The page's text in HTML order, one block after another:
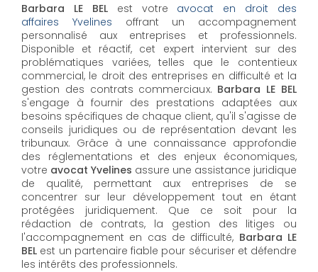
Barbara LE BELest votre avocat en droit des
affaires Yvelines offrant un accompagnement
personnalisé aux entreprises et professionnels.
Disponible et réactif, cet expert intervient sur des
problématiques variées, telles que le contentieux
commercial, le droit des entreprises en difficulté et la
gestion des contrats commerciaux. Barbara LE BEL
s'engage à fournir des prestations adaptées aux
besoins spécifiques de chaque client, qu'il s'agisse de
conseils juridiques ou de représentation devant les
tribunaux. Grâce à une connaissance approfondie
des réglementations et des enjeux économiques,
votre avocat Yvelines assure une assistance juridique
de qualité, permettant aux entreprises de se
concentrer sur leur développement tout en étant
protégées juridiquement. Que ce soit pour la
rédaction de contrats, la gestion des litiges ou
l'accompagnement en cas de difficulté, Barbara LE
BEL​​​​​​​ est un partenaire fiable pour sécuriser et défendre
les intérêts des professionnels.